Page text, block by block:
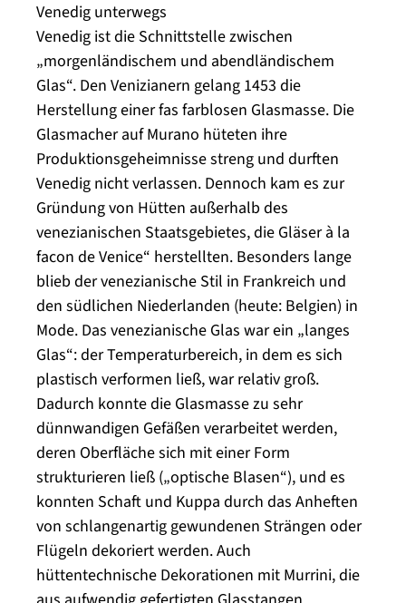
Venedig unterwegs
Venedig ist die Schnittstelle zwischen
„morgenländischem und abendländischem
Glas“. Den Venizianern gelang 1453 die
Herstellung einer fas farblosen Glasmasse. Die
Glasmacher auf Murano hüteten ihre
Produktionsgeheimnisse streng und durften
Venedig nicht verlassen. Dennoch kam es zur
Gründung von Hütten außerhalb des
venezianischen Staatsgebietes, die Gläser à la
facon de Venice“ herstellten. Besonders lange
blieb der venezianische Stil in Frankreich und
den südlichen Niederlanden (heute: Belgien) in
Mode. Das venezianische Glas war ein „langes
Glas“: der Temperaturbereich, in dem es sich
plastisch verformen ließ, war relativ groß.
Dadurch konnte die Glasmasse zu sehr
dünnwandigen Gefäßen verarbeitet werden,
deren Oberfläche sich mit einer Form
strukturieren ließ („optische Blasen“), und es
konnten Schaft und Kuppa durch das Anheften
von schlangenartig gewundenen Strängen oder
Flügeln dekoriert werden. Auch
hüttentechnische Dekorationen mit Murrini, die